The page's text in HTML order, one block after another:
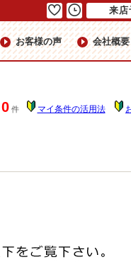
お客様の声 会社概要
0 件 マイ条件の活用法
来店